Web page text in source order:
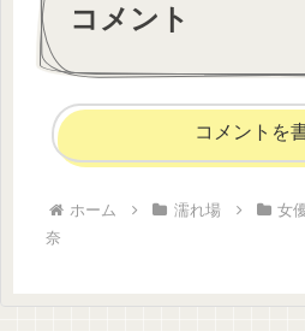
コメント
コメントを
ホーム 濡れ場 女
奈